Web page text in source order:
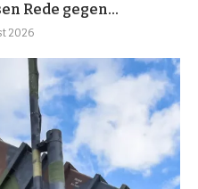
Rede gegen...
2026